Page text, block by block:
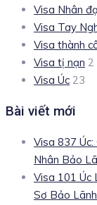
Visa Nhân
Visa Tay
Visa thành
Visa tị nạn 2
Visa Úc 23
Bài viết mới
Visa 837
Nhân Bảo
Visa 101 Úc
Sơ Bảo Lãnh